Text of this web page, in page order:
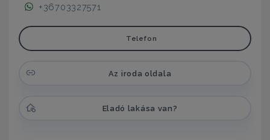
+36703327571
Telefon
Az iroda oldala
Eladó lakása van?